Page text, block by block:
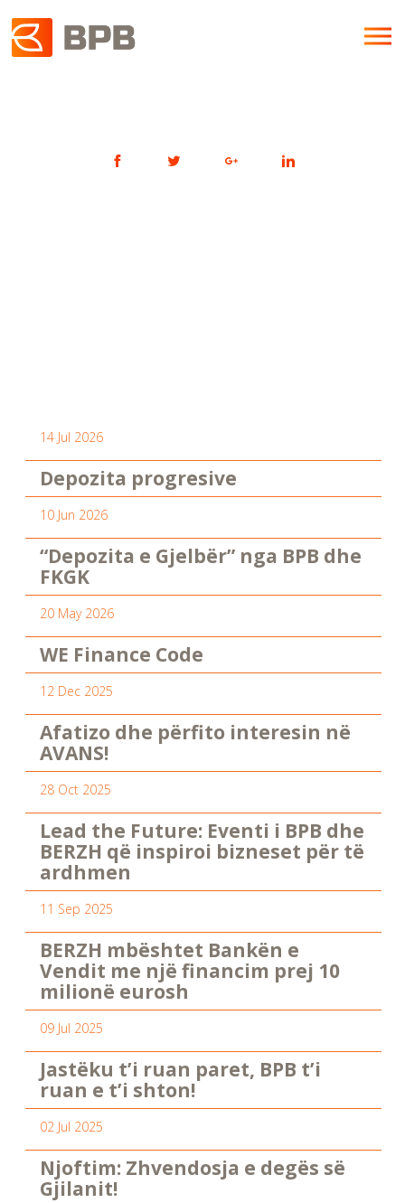
14 Jul 2026
Depozita progresive
10 Jun 2026
“Depozita e Gjelbër” nga BPB dhe
FKGK
20 May 2026
WE Finance Code
12 Dec 2025
Afatizo dhe përfito interesin në
AVANS!
28 Oct 2025
Lead the Future: Eventi i BPB dhe
BERZH që inspiroi bizneset për të
ardhmen
11 Sep 2025
BERZH mbështet Bankën e
Vendit me një financim prej 10
milionë eurosh
09 Jul 2025
Jastëku t’i ruan paret, BPB t’i
ruan e t’i shton!
02 Jul 2025
Njoftim: Zhvendosja e degës së
Gjilanit!